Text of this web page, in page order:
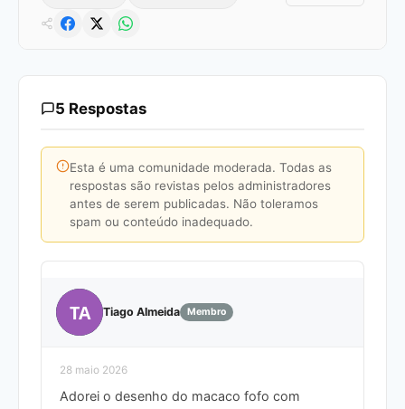
5 Respostas
Esta é uma comunidade moderada. Todas as
respostas são revistas pelos administradores
antes de serem publicadas. Não toleramos
spam ou conteúdo inadequado.
TA Tiago Almeida Membro
28 maio 2026
Adorei o desenho do macaco fofo com